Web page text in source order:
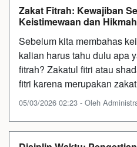
Zakat Fitrah: Kewajiban
Keistimewaan dan
Sebelum kita membahas
kalian harus tahu dulu apa
fitrah? Zakatul fitri atau
fitri karena merupakan zakat
05/03/2026 02:23 - Oleh